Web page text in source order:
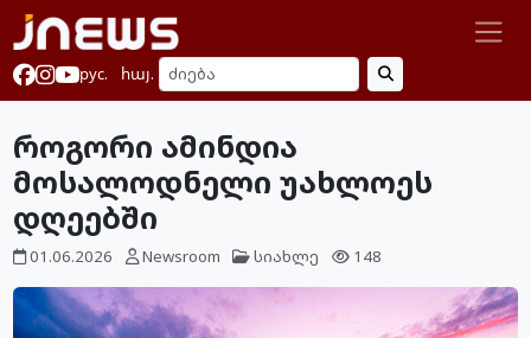
рус. հայ.
როგორი ამინდია
მოსალოდნელი უახლოეს
დღეებში
01.06.2026 Newsroom სიახლე 148